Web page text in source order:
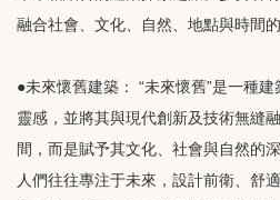
融合社會、文化、自然、地點與時間的
●未來懷舊建築： “未來懷舊”是一種
靈感，並將其與現代創新及技術無縫
間，而是賦予其文化、社會與自然的
人們往往專注于未來，設計前衛、舒